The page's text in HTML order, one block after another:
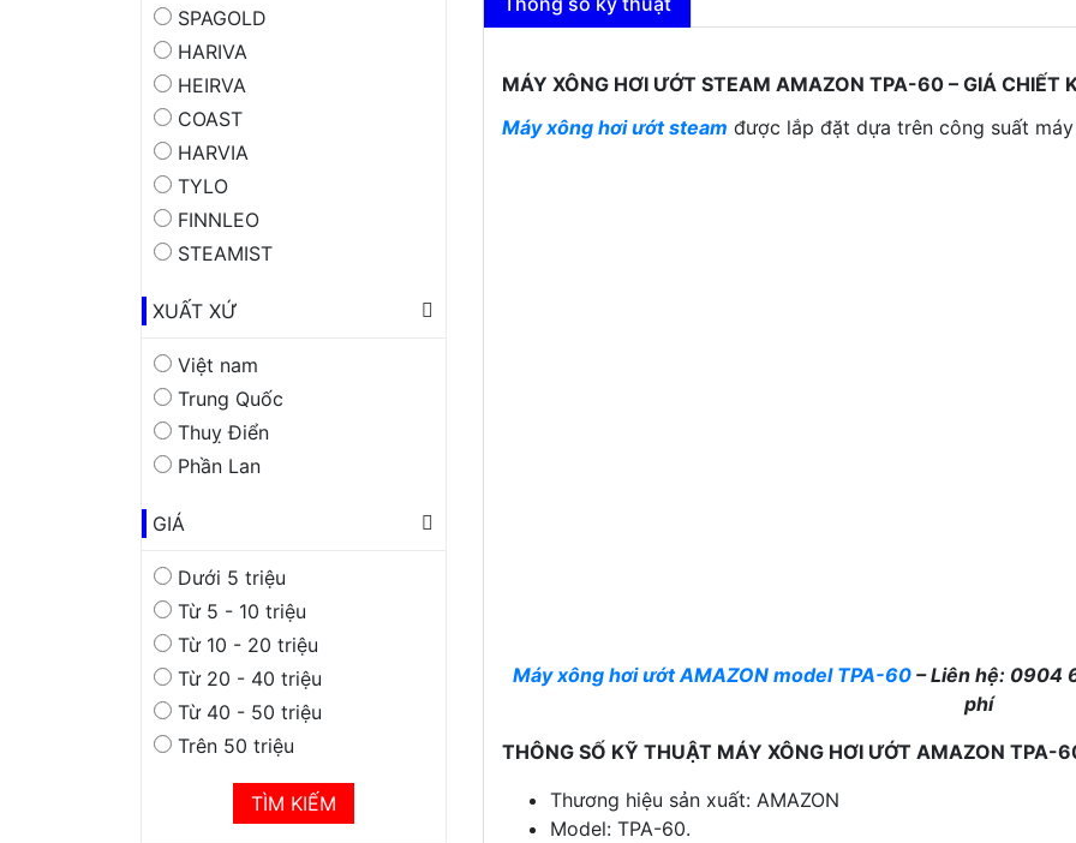
SPAGOLD
HARIVA
HEIRVA
COAST
HARVIA
TYLO
FINNLEO
STEAMIST
XUẤT XỨ
Việt nam
Trung Quốc
Thuỵ Điển
Phần Lan
GIÁ
Dưới 5 triệu
Từ 5 - 10 triệu
Từ 10 - 20 triệu
Từ 20 - 40 triệu
Từ 40 - 50 triệu
Trên 50 triệu
TÌM KIẾM
MÁY XÔNG HƠI ƯỚT STEAM AMAZON TPA-60 – GIÁ CHIẾT
Máy xông hơi ướt steam được lắp đặt dựa trên công suất
Máy xông hơi ướt AMAZON model TPA-60– Liên hệ: 0904
phí
THÔNG SỐ KỸ THUẬT MÁY XÔNG HƠI ƯỚT AMAZON TPA-
Thương hiệu sản xuất: AMAZON
Model: TPA-60.